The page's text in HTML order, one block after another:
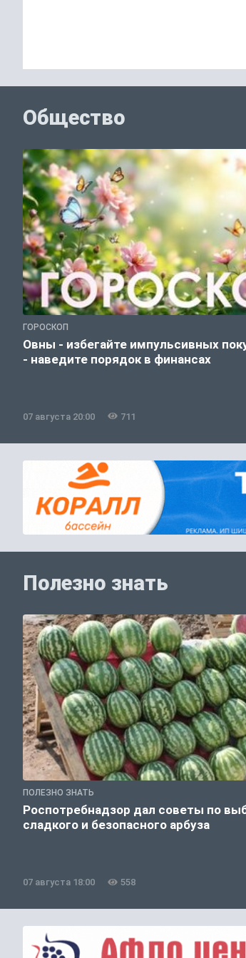
Общество
ГОРОСКОП
Овны - избегайте импульсивных
- наведите порядок в финансах
07 августа 20:00 711
Полезно знать
ПОЛЕЗНО ЗНАТЬ
Роспотребнадзор дал советы по
сладкого и безопасного арбуза
07 августа 18:00 558